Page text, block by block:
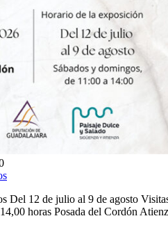
Del 12 de julio al 9 de agosto
horas Posada del Cordón